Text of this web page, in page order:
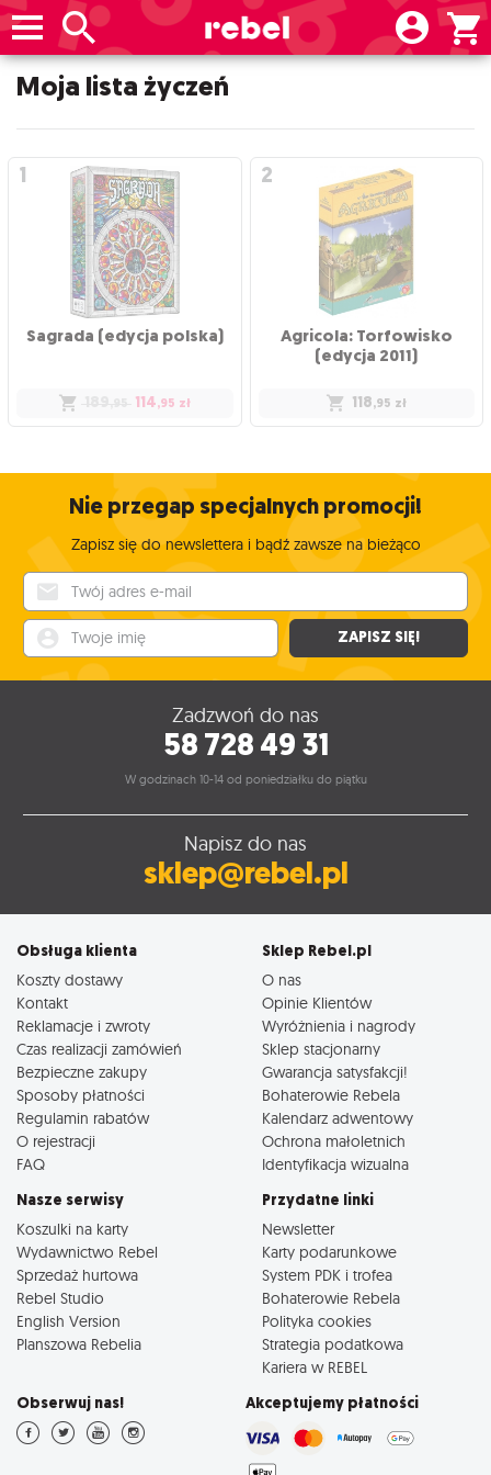
Moja lista życzeń
Sagrada (edycja polska)
114,95 zł
Agricola: Torfowisko
(edycja 2011)
118,95 zł
Nie przegap specjalnych promocji!
Zapisz się do newslettera i bądź zawsze na bieżąco
ZAPISZ SIĘ!
Zadzwoń do nas
58 728 49 31
W godzinach 10-14 od poniedziałku do piątku
Napisz do nas
sklep@rebel.pl
Obsługa klienta
Koszty dostawy
Kontakt
Reklamacje i zwroty
Czas realizacji zamówień
Bezpieczne zakupy
Sposoby płatności
Regulamin rabatów
O rejestracji
FAQ
Sklep Rebel.pl
O nas
Opinie Klientów
Wyróżnienia i nagrody
Sklep stacjonarny
Gwarancja satysfakcji!
Bohaterowie Rebela
Kalendarz adwentowy
Ochrona małoletnich
Identyfikacja wizualna
Nasze serwisy
Koszulki na karty
Wydawnictwo Rebel
Sprzedaż hurtowa
Rebel Studio
English Version
Planszowa Rebelia
Przydatne linki
Newsletter
Karty podarunkowe
System PDK i trofea
Bohaterowie Rebela
Polityka cookies
Strategia podatkowa
Kariera w REBEL
Obserwuj nas! Akceptujemy płatności